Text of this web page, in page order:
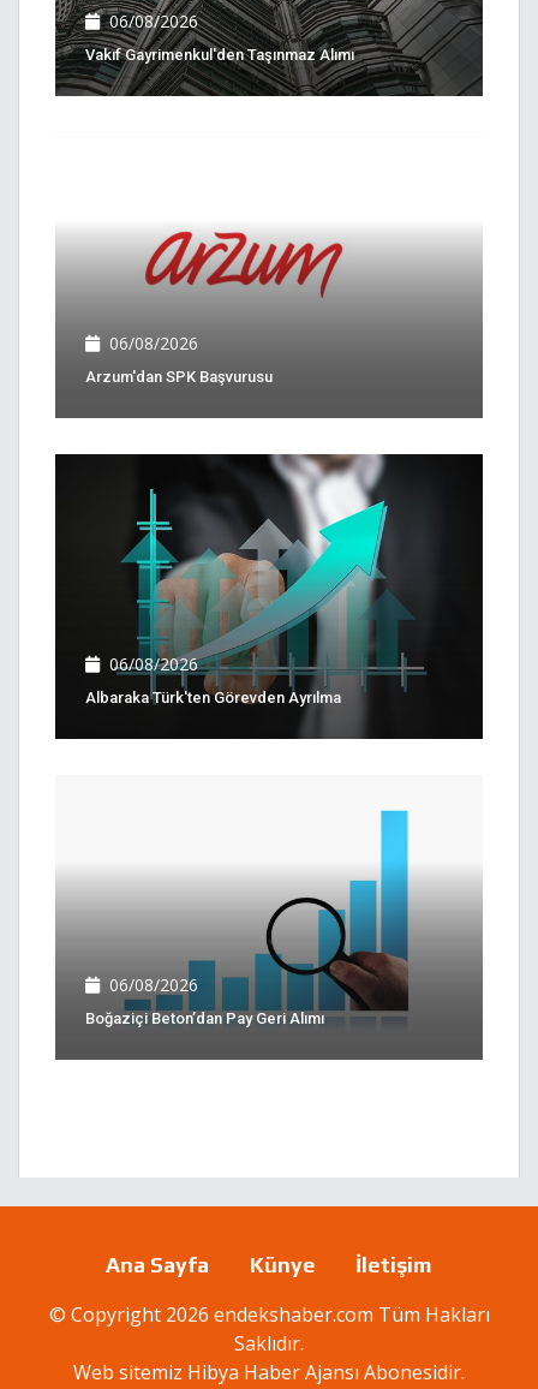
06/08/2026
Vakıf Gayrimenkul'den Taşınmaz Alımı
06/08/2026
Arzum'dan SPK Başvurusu
06/08/2026
Albaraka Türk'ten Görevden Ayrılma
06/08/2026
Boğaziçi Beton’dan Pay Geri Alımı
Ana Sayfa Künye İletişim
© Copyright 2026 endekshaber.com Tüm Hakları
Saklıdır.
Web sitemiz Hibya Haber Ajansı Abonesidir.